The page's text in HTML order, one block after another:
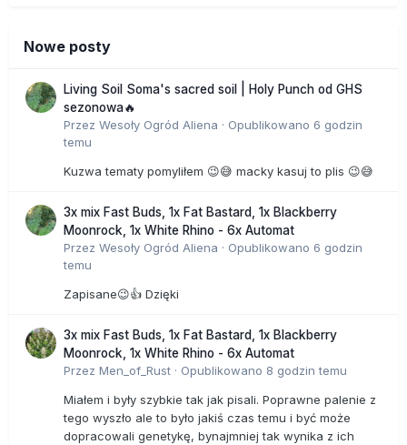
Nowe posty
Living Soil Soma's sacred soil | Holy Punch od GHS
sezonowa🔥
Przez Wesoły Ogród Aliena · Opublikowano 6 godzin
temu
Kuzwa tematy pomyliłem 😉😅 macky kasuj to plis 😉😅
3x mix Fast Buds, 1x Fat Bastard, 1x Blackberry
Moonrock, 1x White Rhino - 6x Automat
Przez Wesoły Ogród Aliena · Opublikowano 6 godzin
temu
Zapisane😉👍 Dzięki
3x mix Fast Buds, 1x Fat Bastard, 1x Blackberry
Moonrock, 1x White Rhino - 6x Automat
Przez Men_of_Rust · Opublikowano 8 godzin temu
Miałem i były szybkie tak jak pisali. Poprawne palenie z
tego wyszło ale to było jakiś czas temu i być może
dopracowali genetykę, bynajmniej tak wynika z ich